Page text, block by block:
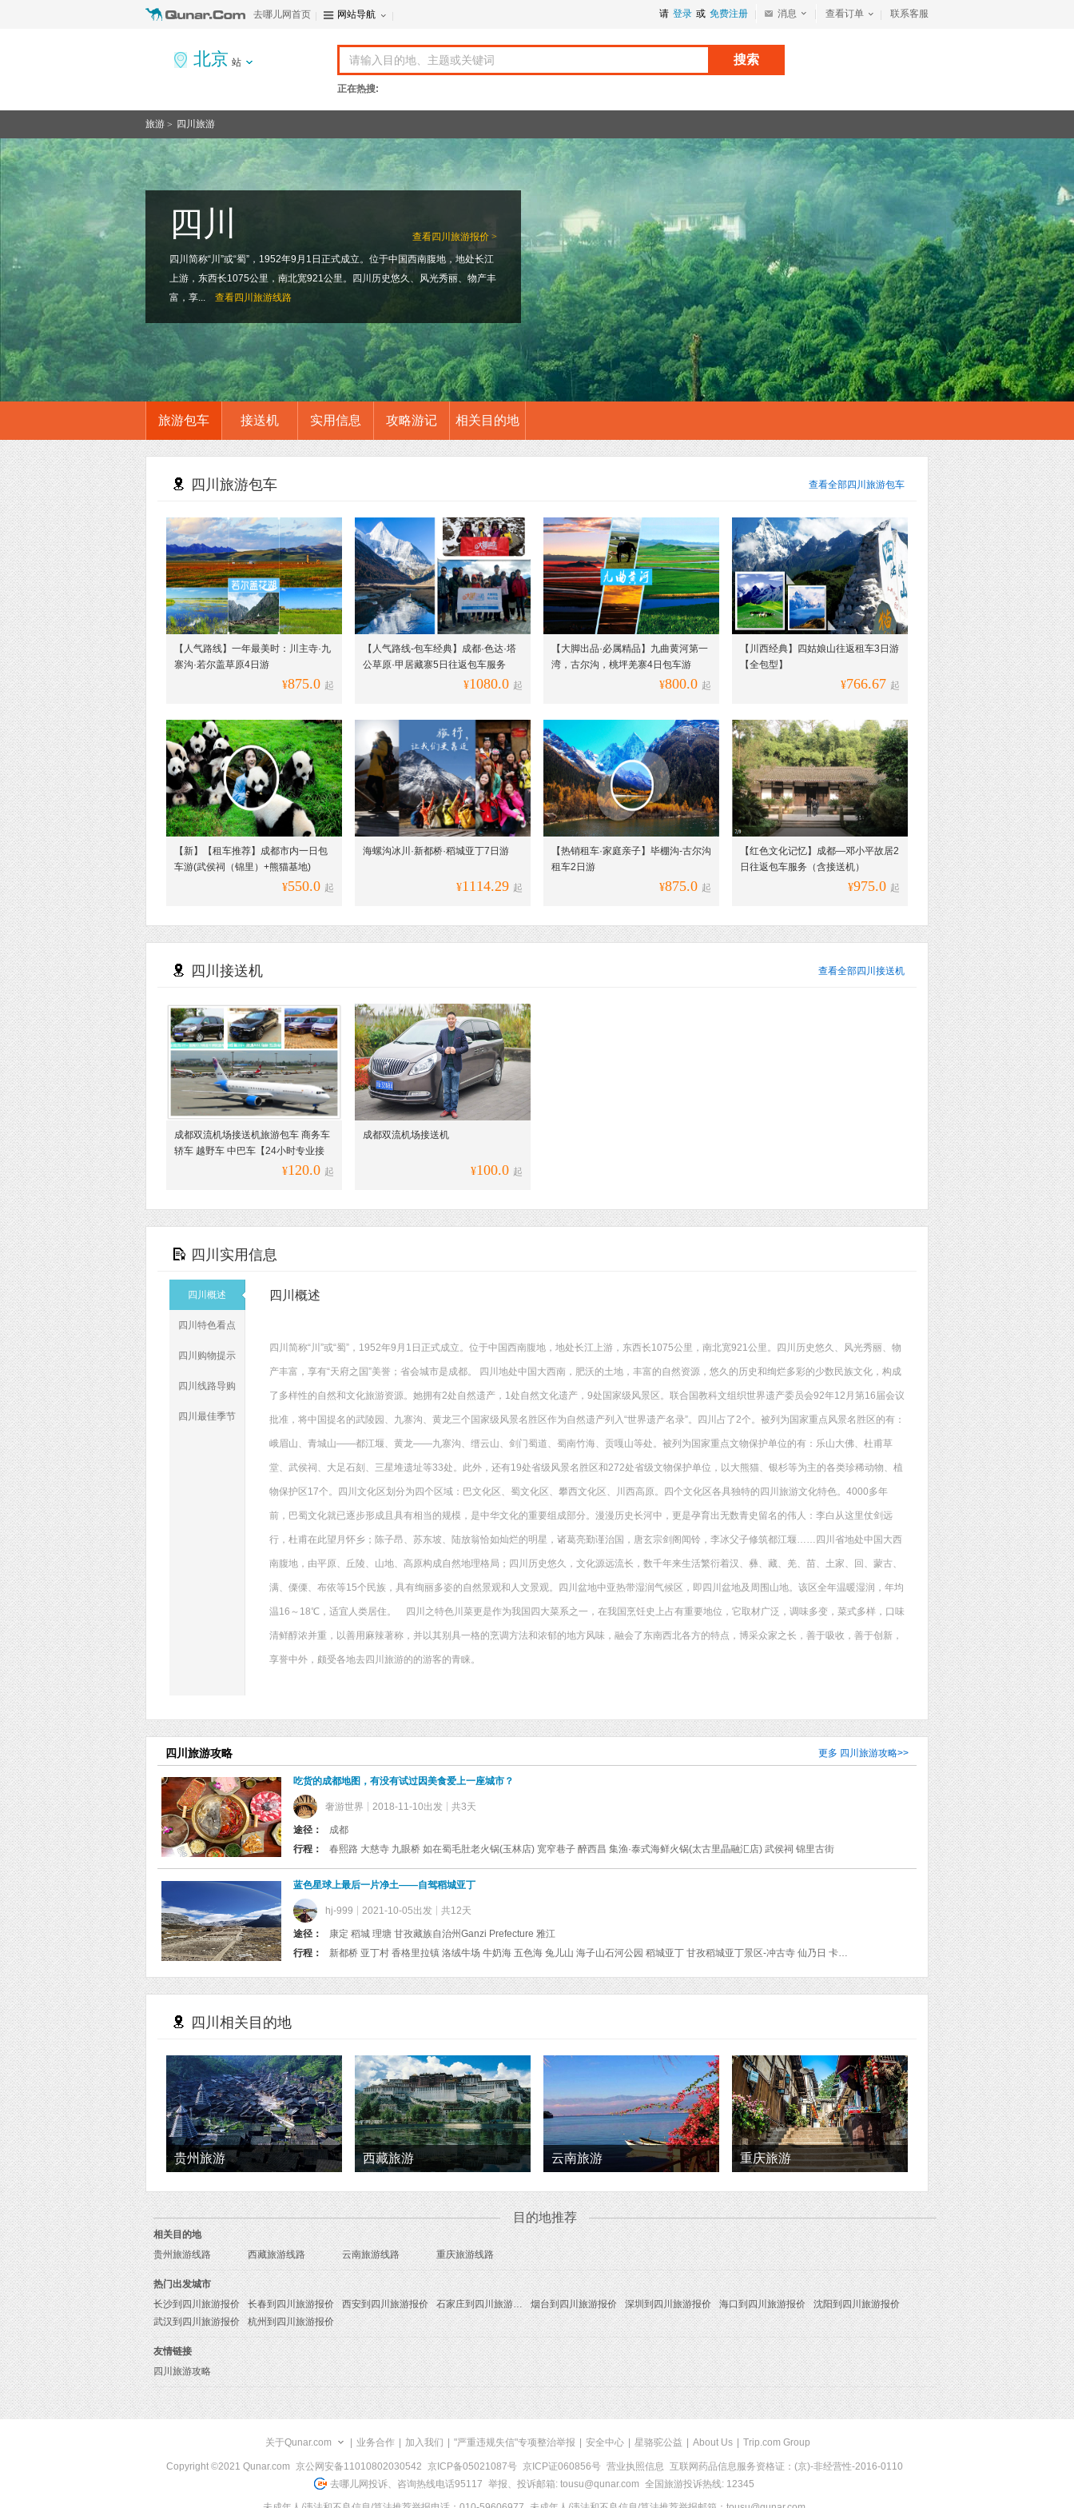
请 登录 或 免费注册 消息 查看订单 联系客服
去哪儿网首页 网站导航
北京 站 搜索
正在热搜:
旅游 > 四川旅游
查看四川旅游报价 >
四川
四川简称“川”或“蜀”，1952年9月1日正式成立。位于中国西南腹地，地处长江
上游，东西长1075公里，南北宽921公里。四川历史悠久、风光秀丽、物产丰
富，享...
查看四川旅游线路
旅游包车 接送机 实用信息 攻略游记 相关目的地
查看全部四川旅游包车
四川旅游包车
【人气路线】一年最美时：川主寺·九
寨沟·若尔盖草原4日游
¥875.0 起
【人气路线-包车经典】成都·色达·塔
公草原·甲居藏寨5日往返包车服务
¥1080.0 起
【大脚出品·必属精品】九曲黄河第一
湾，古尔沟，桃坪羌寨4日包车游
¥800.0 起
【川西经典】四姑娘山往返租车3日游
【全包型】
¥766.67 起
【新】【租车推荐】成都市内一日包
车游(武侯祠（锦里）+熊猫基地)
¥550.0 起
海螺沟冰川·新都桥·稻城亚丁7日游
¥1114.29 起
【热销租车·家庭亲子】毕棚沟-古尔沟
租车2日游
¥875.0 起
【红色文化记忆】成都—邓小平故居2
日往返包车服务（含接送机）
¥975.0 起
查看全部四川接送机
四川接送机
成都双流机场接送机旅游包车 商务车
轿车 越野车 中巴车【24小时专业接
¥120.0 起
成都双流机场接送机
¥100.0 起
四川实用信息
四川概述
四川特色看点
四川购物提示
四川线路导购
四川最佳季节
四川概述
四川简称“川”或“蜀”，1952年9月1日正式成立。位于中国西南腹地，地处长江上游，东西长1075公里，南北宽921公里。四川历史悠久、风光秀丽、物
产丰富，享有“天府之国”美誉；省会城市是成都。 四川地处中国大西南，肥沃的土地，丰富的自然资源，悠久的历史和绚烂多彩的少数民族文化，构成
了多样性的自然和文化旅游资源。她拥有2处自然遗产，1处自然文化遗产，9处国家级风景区。联合国教科文组织世界遗产委员会92年12月第16届会议
批准，将中国提名的武陵园、九寨沟、黄龙三个国家级风景名胜区作为自然遗产列入“世界遗产名录”。四川占了2个。被列为国家重点风景名胜区的有：
峨眉山、青城山——都江堰、黄龙——九寨沟、缙云山、剑门蜀道、蜀南竹海、贡嘎山等处。被列为国家重点文物保护单位的有：乐山大佛、杜甫草
堂、武侯祠、大足石刻、三星堆遗址等33处。此外，还有19处省级风景名胜区和272处省级文物保护单位，以大熊猫、银杉等为主的各类珍稀动物、植
物保护区17个。四川文化区划分为四个区域：巴文化区、蜀文化区、攀西文化区、川西高原。四个文化区各具独特的四川旅游文化特色。4000多年
前，巴蜀文化就已逐步形成且具有相当的规模，是中华文化的重要组成部分。漫漫历史长河中，更是孕育出无数青史留名的伟人：李白从这里仗剑远
行，杜甫在此望月怀乡；陈子昂、苏东坡、陆放翁恰如灿烂的明星，诸葛亮勤谨治国，唐玄宗剑阁闻铃，李冰父子修筑都江堰……四川省地处中国大西
南腹地，由平原、丘陵、山地、高原构成自然地理格局；四川历史悠久，文化源远流长，数千年来生活繁衍着汉、彝、藏、羌、苗、土家、回、蒙古、
满、傈傈、布依等15个民族，具有绚丽多姿的自然景观和人文景观。四川盆地中亚热带湿润气候区，即四川盆地及周围山地。该区全年温暖湿润，年均
温16～18℃，适宜人类居住。 四川之特色川菜更是作为我国四大菜系之一，在我国烹饪史上占有重要地位，它取材广泛，调味多变，菜式多样，口味
清鲜醇浓并重，以善用麻辣著称，并以其别具一格的烹调方法和浓郁的地方风味，融会了东南西北各方的特点，博采众家之长，善于吸收，善于创新，
享誉中外，颇受各地去四川旅游的的游客的青睐。
四川旅游攻略 更多 四川旅游攻略>>
吃货的成都地图，有没有试过因美食爱上一座城市？
奢游世界 2018-11-10出发 共3天
途径：
成都
行程：
春熙路 大慈寺 九眼桥 如在蜀毛肚老火锅(玉林店) 宽窄巷子 醉西昌 集渔·泰式海鲜火锅(太古里晶融汇店) 武侯祠 锦里古街
蓝色星球上最后一片净土——自驾稻城亚丁
hj-999 2021-10-05出发 共12天
途径：
康定 稻城 理塘 甘孜藏族自治州Ganzi Prefecture 雅江
行程：
新都桥 亚丁村 香格里拉镇 洛绒牛场 牛奶海 五色海 兔儿山 海子山石河公园 稻城亚丁 甘孜稻城亚丁景区-冲古寺 仙乃日 卡子拉山 剪子弯山 天路十八弯 高尔寺山 折多山
四川相关目的地
贵州旅游 西藏旅游 云南旅游 重庆旅游
目的地推荐
相关目的地
贵州旅游线路
西藏旅游线路 云南旅游线路 重庆旅游线路
热门出发城市
长沙到四川旅游报价
长春到四川旅游报价 西安到四川旅游报价 石家庄到四川旅游报价 烟台到四川旅游报价 深圳到四川旅游报价 海口到四川旅游报价
沈阳到四川旅游报价
武汉到四川旅游报价
杭州到四川旅游报价
友情链接
四川旅游攻略
关于Qunar.com 业务合作 加入我们 "严重违规失信"专项整治举报 安全中心 星骆驼公益 About Us Trip.com Group
Copyright ©2021 Qunar.com 京公网安备11010802030542 京ICP备05021087号 京ICP证060856号 营业执照信息 互联网药品信息服务资格证：(京)-非经营性-2016-0110
去哪儿网投诉、咨询热线电话95117 举报、投诉邮箱: tousu@qunar.com 全国旅游投诉热线: 12345